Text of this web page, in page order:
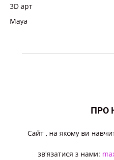
3D арт
Maya
ПРО
Cайт , на якому ви
зв'язатися з нами: